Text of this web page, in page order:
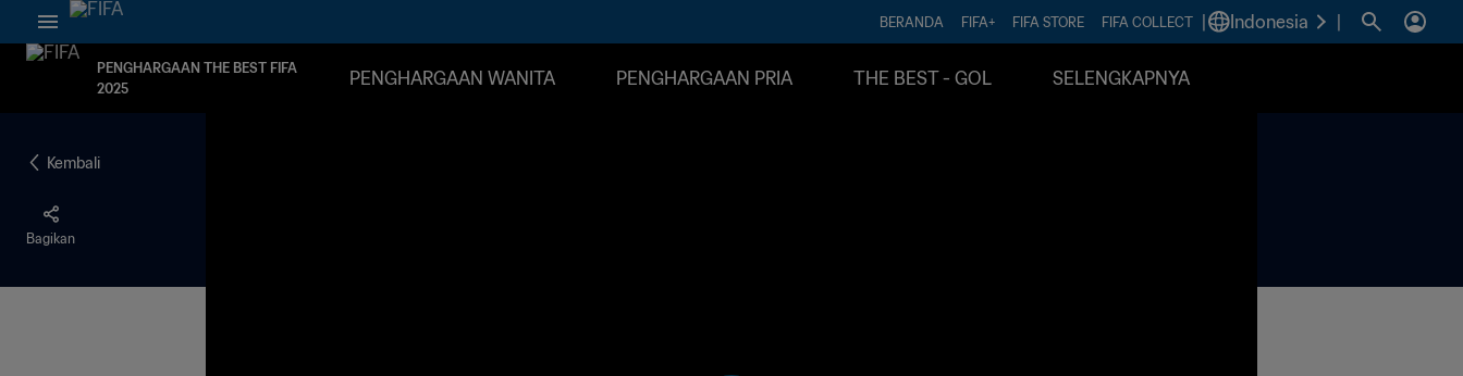
BERANDA FIFA+ FIFA STORE FIFA COLLECT Indonesia
PENGHARGAAN THE BEST FIFA
2025
PENGHARGAAN WANITA PENGHARGAAN PRIA THE BEST - GOL SELENGKAPNYA
Kembali
Bagikan